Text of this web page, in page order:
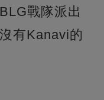
戰隊派出
有Kanavi的